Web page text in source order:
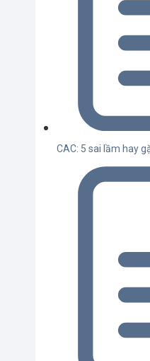
CAC: 5 sai lầm hay